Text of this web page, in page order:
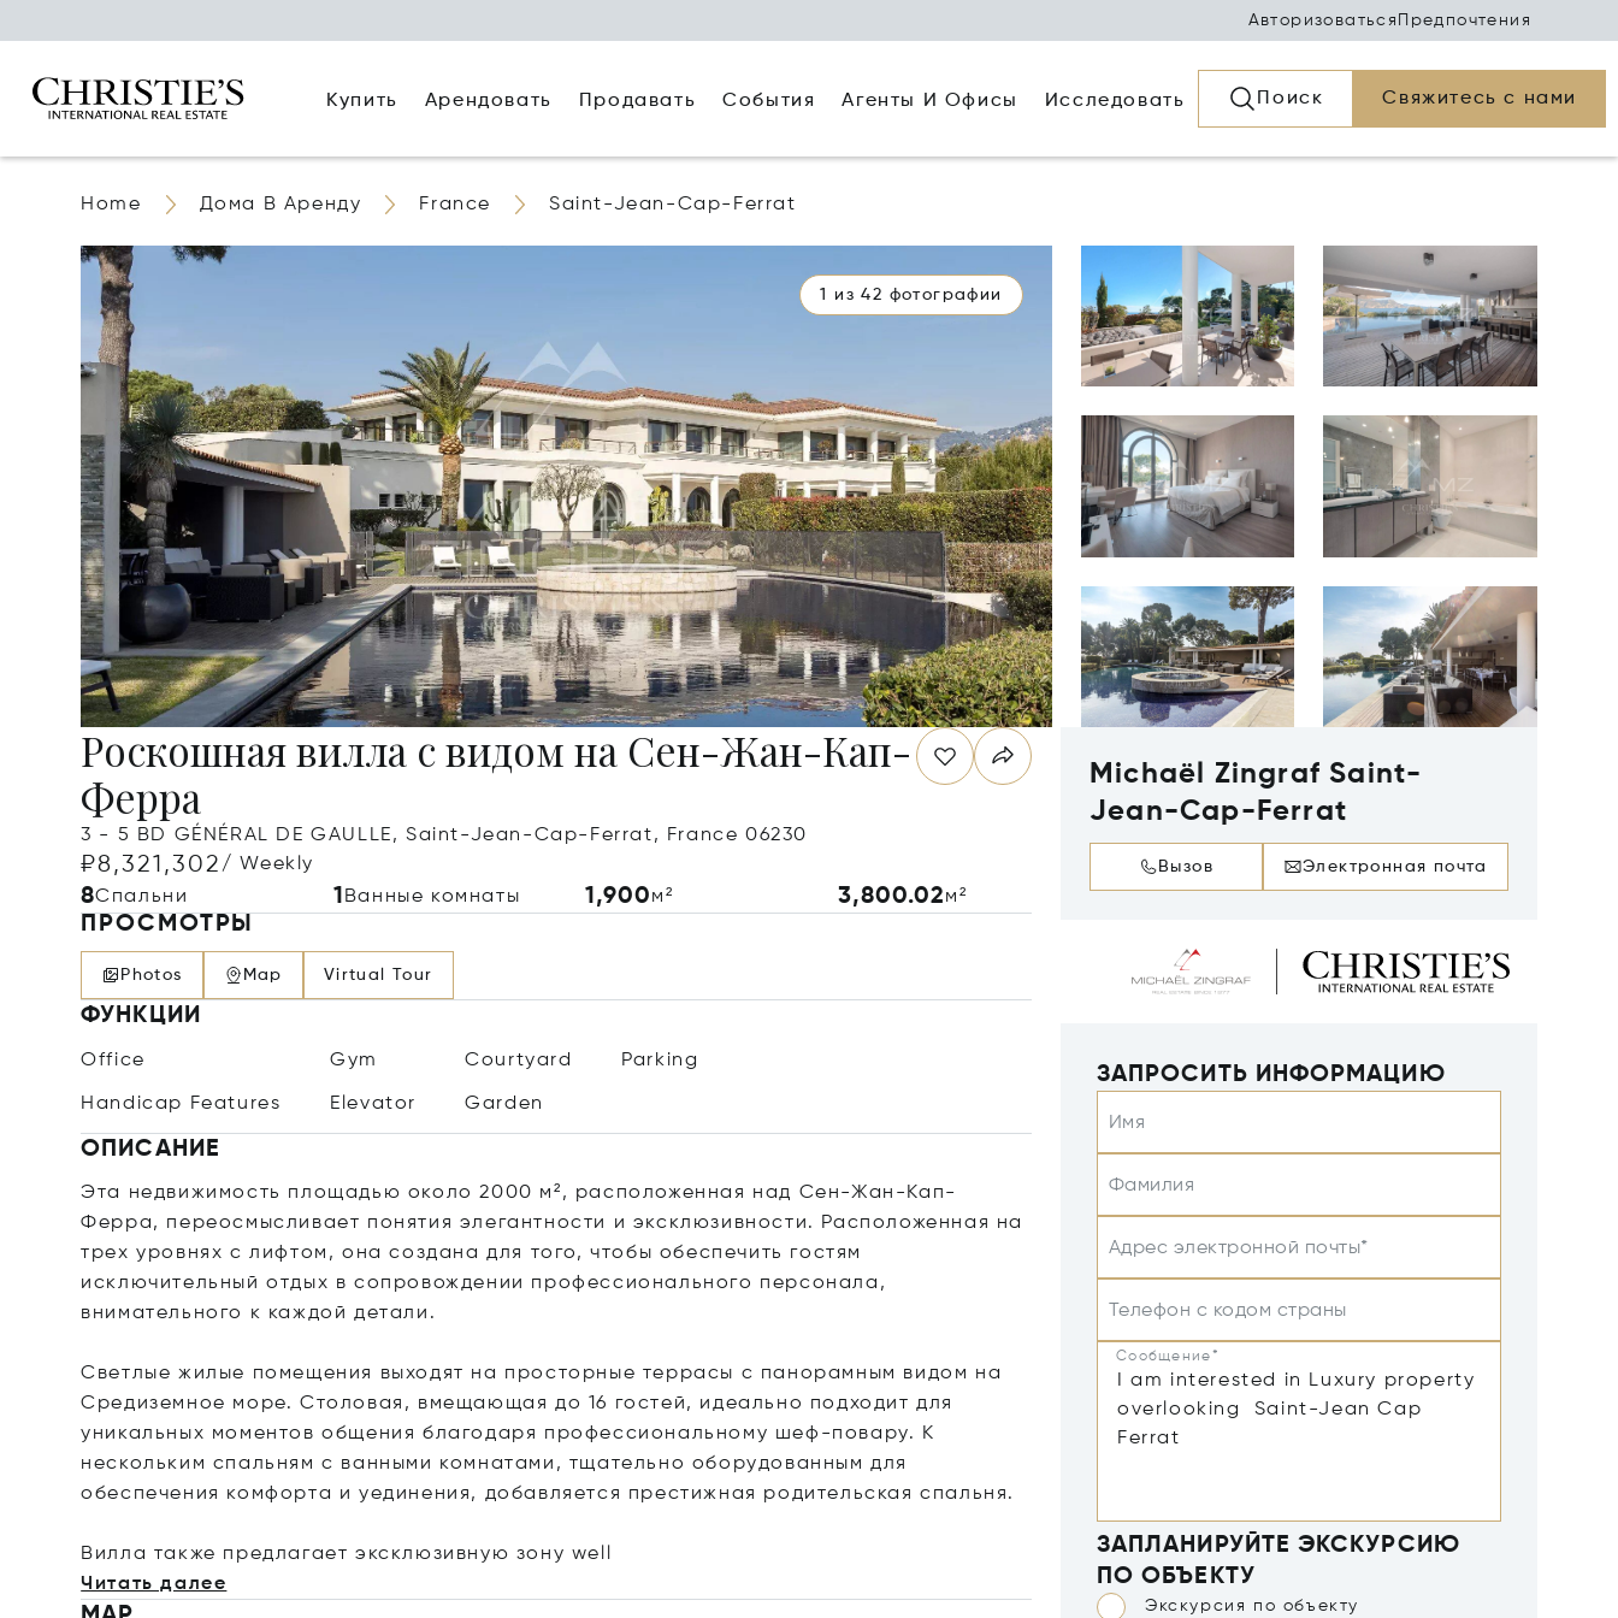
Авторизоваться Предпочтения
Купить Арендовать Продавать События Агенты И Офисы Исследовать Поиск Свяжитесь с нами
Home Дома В Аренду France Saint-Jean-Cap-Ferrat
1 из 42 фотографии
Роскошная вилла с видом на Сен-Жан-Кап-
Ферра
3 - 5 BD GÉNÉRAL DE GAULLE, Saint-Jean-Cap-Ferrat, France 06230
₽8,321,302/ Weekly
8Спальни 1 Ванные комнаты 1,900м² 3,800.02м²
ПРОСМОТРЫ
Photos Map Virtual Tour
ФУНКЦИИ
Office Gym Courtyard Parking
Handicap Features Elevator Garden
ОПИСАНИЕ
Эта недвижимость площадью около 2000 м², расположенная над Сен-Жан-Кап-
Ферра, переосмысливает понятия элегантности и эксклюзивности. Расположенная на
трех уровнях с лифтом, она создана для того, чтобы обеспечить гостям
исключительный отдых в сопровождении профессионального персонала,
внимательного к каждой детали.
Светлые жилые помещения выходят на просторные террасы с панорамным видом на
Средиземное море. Столовая, вмещающая до 16 гостей, идеально подходит для
уникальных моментов общения благодаря профессиональному шеф-повару. К
нескольким спальням с ванными комнатами, тщательно оборудованным для
обеспечения комфорта и уединения, добавляется престижная родительская спальня.
Вилла также предлагает эксклюзивную зону well
Читать далее
Michaël Zingraf Saint-
Jean-Cap-Ferrat
Вызов Электронная почта
ЗАПРОСИТЬ ИНФОРМАЦИЮ
Имя
Фамилия
Адрес электронной почты*
Телефон с кодом страны
Сообщение*
ЗАПЛАНИРУЙТЕ ЭКСКУРСИЮ
ПО ОБЪЕКТУ
Экскурсия по объекту